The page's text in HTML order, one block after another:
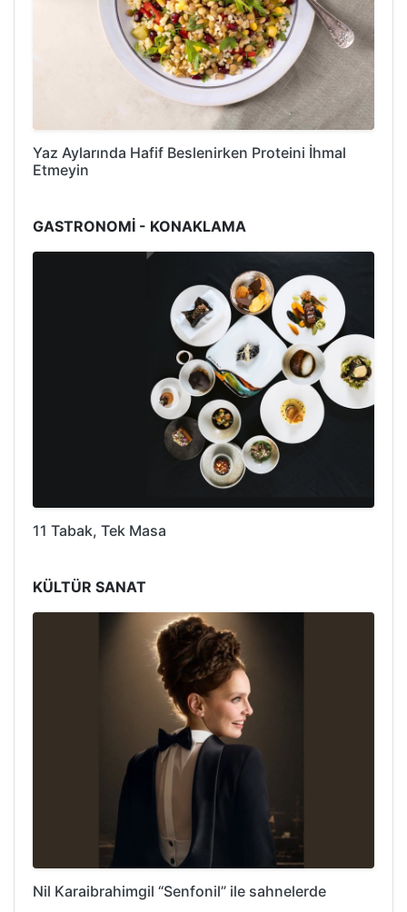
Yaz Aylarında Hafif Beslenirken Proteini İhmal
Etmeyin
GASTRONOMİ - KONAKLAMA
11 Tabak, Tek Masa
KÜLTÜR SANAT
Nil Karaibrahimgil “Senfonil” ile sahnelerde